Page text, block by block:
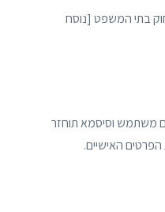
בתי המשפט [נוסח
משתמש וסיסמא תוחזר
האישיים.